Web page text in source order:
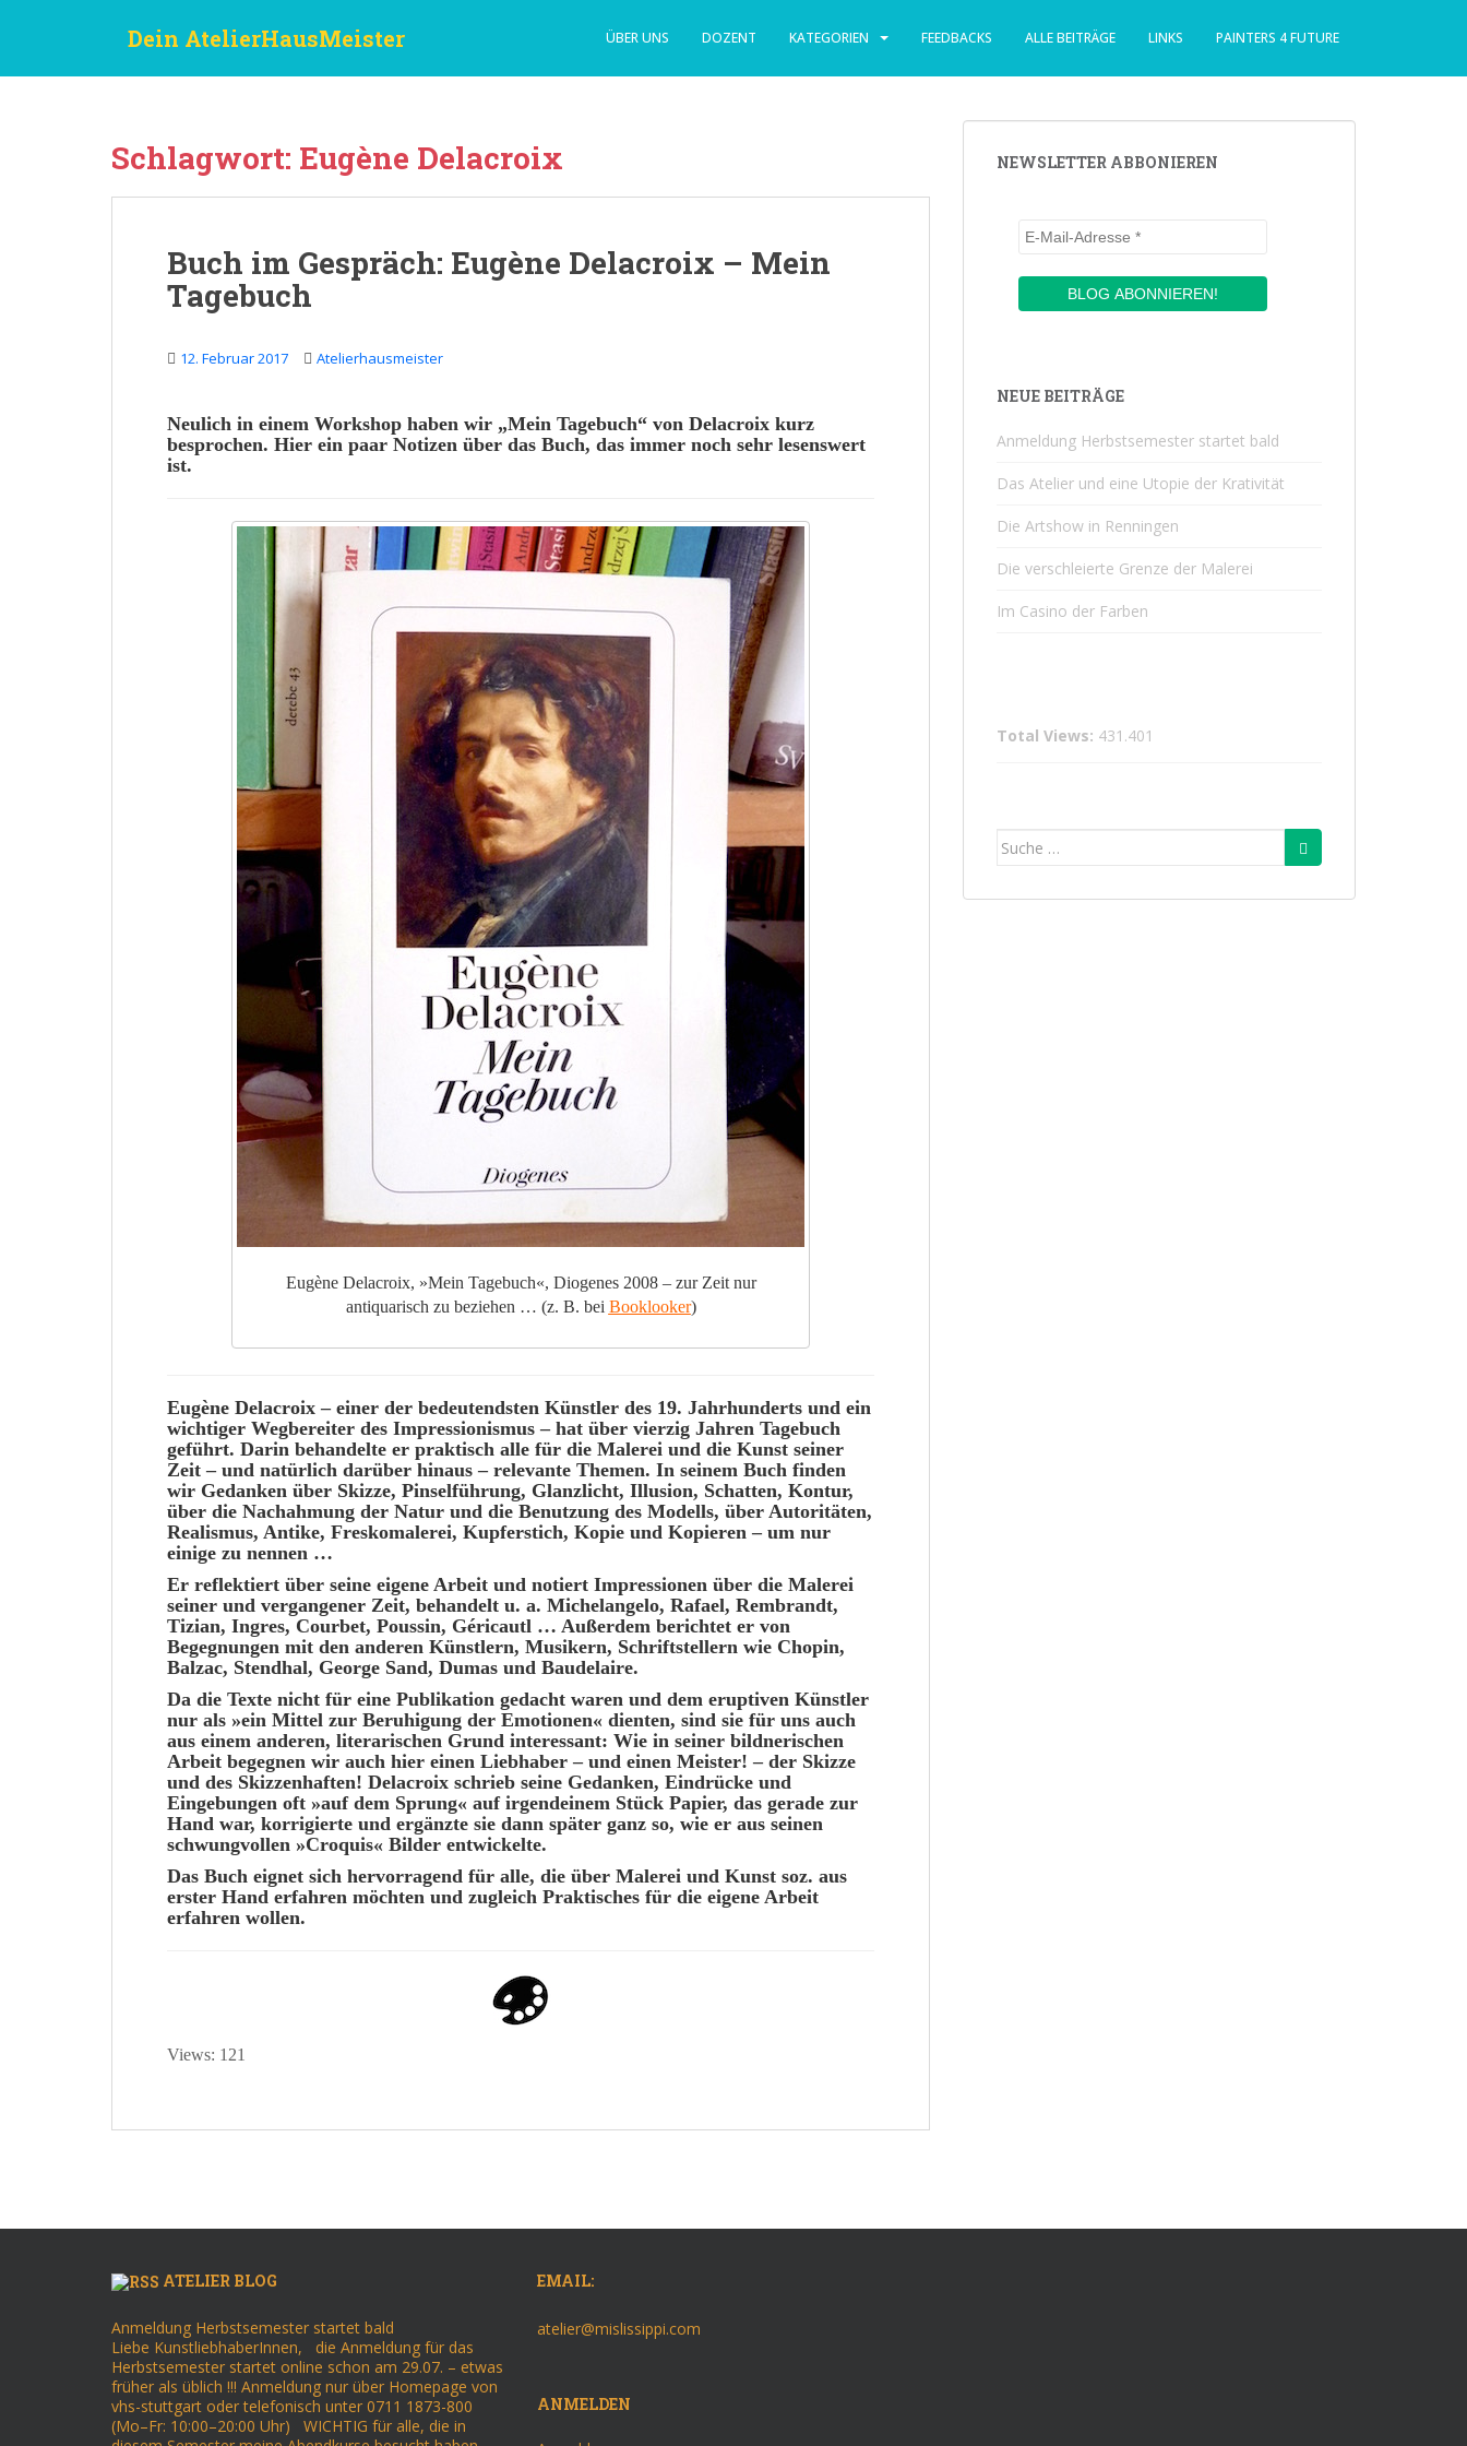
Dein AtelierHausMeister ÜBER UNS DOZENT KATEGORIEN FEEDBACKS ALLE BEITRÄGE LINKS PAINTERS 4 FUTURE
Schlagwort: Eugène Delacroix
Buch im Gespräch: Eugène Delacroix – Mein
Tagebuch
12. Februar 2017 Atelierhausmeister
Neulich in einem Workshop haben wir „Mein Tagebuch“ von Delacroix kurz
besprochen. Hier ein paar Notizen über das Buch, das immer noch sehr lesenswert
ist.
Eugène Delacroix, »Mein Tagebuch«, Diogenes 2008 – zur Zeit nur
antiquarisch zu beziehen … (z. B. bei Booklooker)
Eugène Delacroix – einer der bedeutendsten Künstler des 19. Jahrhunderts und ein
wichtiger Wegbereiter des Impressionismus – hat über vierzig Jahren Tagebuch
geführt. Darin behandelte er praktisch alle für die Malerei und die Kunst seiner
Zeit – und natürlich darüber hinaus – relevante Themen. In seinem Buch finden
wir Gedanken über Skizze, Pinselführung, Glanzlicht, Illusion, Schatten, Kontur,
über die Nachahmung der Natur und die Benutzung des Modells, über Autoritäten,
Realismus, Antike, Freskomalerei, Kupferstich, Kopie und Kopieren – um nur
einige zu nennen …
Er reflektiert über seine eigene Arbeit und notiert Impressionen über die Malerei
seiner und vergangener Zeit, behandelt u. a. Michelangelo, Rafael, Rembrandt,
Tizian, Ingres, Courbet, Poussin, Géricautl … Außerdem berichtet er von
Begegnungen mit den anderen Künstlern, Musikern, Schriftstellern wie Chopin,
Balzac, Stendhal, George Sand, Dumas und Baudelaire.
Da die Texte nicht für eine Publikation gedacht waren und dem eruptiven Künstler
nur als »ein Mittel zur Beruhigung der Emotionen« dienten, sind sie für uns auch
aus einem anderen, literarischen Grund interessant: Wie in seiner bildnerischen
Arbeit begegnen wir auch hier einen Liebhaber – und einen Meister! – der Skizze
und des Skizzenhaften! Delacroix schrieb seine Gedanken, Eindrücke und
Eingebungen oft »auf dem Sprung« auf irgendeinem Stück Papier, das gerade zur
Hand war, korrigierte und ergänzte sie dann später ganz so, wie er aus seinen
schwungvollen »Croquis« Bilder entwickelte.
Das Buch eignet sich hervorragend für alle, die über Malerei und Kunst soz. aus
erster Hand erfahren möchten und zugleich Praktisches für die eigene Arbeit
erfahren wollen.
Views: 121
NEWSLETTER ABBONIEREN
NEUE BEITRÄGE
Anmeldung Herbstsemester startet bald
Das Atelier und eine Utopie der Krativität
Die Artshow in Renningen
Die verschleierte Grenze der Malerei
Im Casino der Farben
Total Views: 431.401
Suche
ATELIER BLOG
Anmeldung Herbstsemester startet bald
Liebe KunstliebhaberInnen, die Anmeldung für das
Herbstsemester startet online schon am 29.07. – etwas
früher als üblich !!! Anmeldung nur über Homepage von
vhs-stuttgart oder telefonisch unter 0711 1873-800
(Mo–Fr: 10:00–20:00 Uhr) WICHTIG für alle, die in
EMAIL:
atelier@mislissippi.com
ANMELDEN